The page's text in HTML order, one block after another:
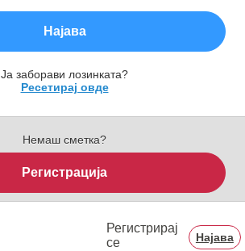
Најава
Ја заборави лозинката?
Ресетирај овде
Немаш сметка?
Регистрација
Регистрирај
се
Најава